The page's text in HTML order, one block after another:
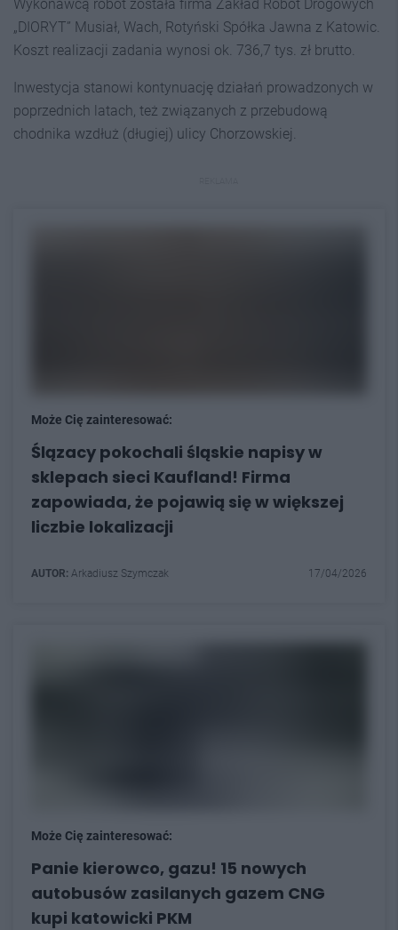
Wykonawcą robót została firma Zakład Robót Drogowych
„DIORYT” Musiał, Wach, Rotyński Spółka Jawna z Katowic.
Koszt realizacji zadania wynosi ok. 736,7 tys. zł brutto.
Inwestycja stanowi kontynuację działań prowadzonych w
poprzednich latach, też związanych z przebudową
chodnika wzdłuż (długiej) ulicy Chorzowskiej.
Może Cię zainteresować:
Ślązacy pokochali śląskie napisy w
sklepach sieci Kaufland! Firma
zapowiada, że pojawią się w większej
liczbie lokalizacji
AUTOR: Arkadiusz Szymczak 17/04/2026
Może Cię zainteresować:
Panie kierowco, gazu! 15 nowych
autobusów zasilanych gazem CNG
kupi katowicki PKM